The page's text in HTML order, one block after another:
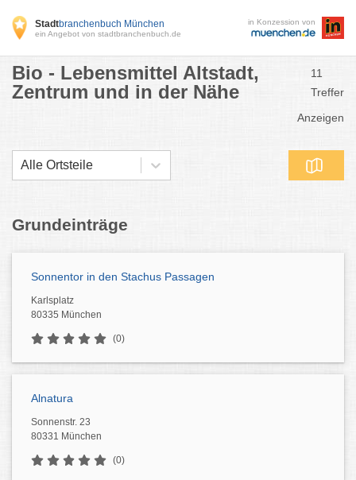
Stadtbranchenbuch München
ein Angebot von stadtbranchenbuch.de
in Konzession von
Bio - Lebensmittel Altstadt,
Zentrum und in der Nähe
11
Treffer
Anzeigen
Alle Ortsteile
Grundeinträge
Sonnentor in den Stachus Passagen
Karlsplatz
80335 München
(0)
Alnatura
Sonnenstr. 23
80331 München
(0)